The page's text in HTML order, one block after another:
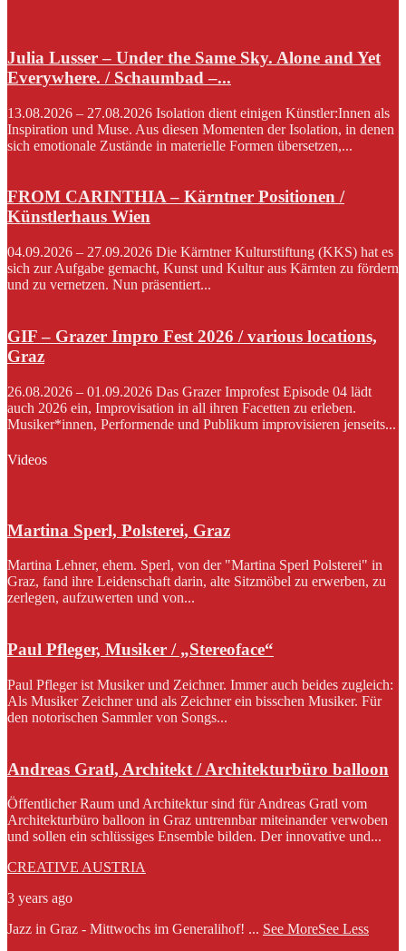
Julia Lusser – Under the Same Sky. Alone and Yet
Everywhere. / Schaumbad –...
13.08.2026 – 27.08.2026 Isolation dient einigen Künstler:Innen als
Inspiration und Muse. Aus diesen Momenten der Isolation, in denen
sich emotionale Zustände in materielle Formen übersetzen,...
FROM CARINTHIA – Kärntner Positionen /
Künstlerhaus Wien
04.09.2026 – 27.09.2026 Die Kärntner Kulturstiftung (KKS) hat es
sich zur Aufgabe gemacht, Kunst und Kultur aus Kärnten zu fördern
und zu vernetzen. Nun präsentiert...
GIF – Grazer Impro Fest 2026 / various locations,
Graz
26.08.2026 – 01.09.2026 Das Grazer Improfest Episode 04 lädt
auch 2026 ein, Improvisation in all ihren Facetten zu erleben.
Musiker*innen, Performende und Publikum improvisieren jenseits...
Videos
Martina Sperl, Polsterei, Graz
Martina Lehner, ehem. Sperl, von der "Martina Sperl Polsterei" in
Graz, fand ihre Leidenschaft darin, alte Sitzmöbel zu erwerben, zu
zerlegen, aufzuwerten und von...
Paul Pfleger, Musiker / „Stereoface“
Paul Pfleger ist Musiker und Zeichner. Immer auch beides zugleich:
Als Musiker Zeichner und als Zeichner ein bisschen Musiker. Für
den notorischen Sammler von Songs...
Andreas Gratl, Architekt / Architekturbüro balloon
Öffentlicher Raum und Architektur sind für Andreas Gratl vom
Architekturbüro balloon in Graz untrennbar miteinander verwoben
und sollen ein schlüssiges Ensemble bilden. Der innovative und...
CREATIVE AUSTRIA
3 years ago
Jazz in Graz - Mittwochs im Generalihof! ... See MoreSee Less